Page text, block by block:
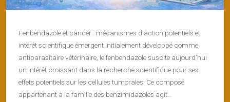
Fenbendazole et cancer : mécanismes d’action potentiels et
intérêt scientifique émergent Initialement développé comme
antiparasitaire vétérinaire, le fenbendazole suscite aujourd’hui
un intérêt croissant dans la recherche scientifique pour ses
effets potentiels sur les cellules tumorales. Ce composé
appartenant à la famille des benzimidazoles agit…